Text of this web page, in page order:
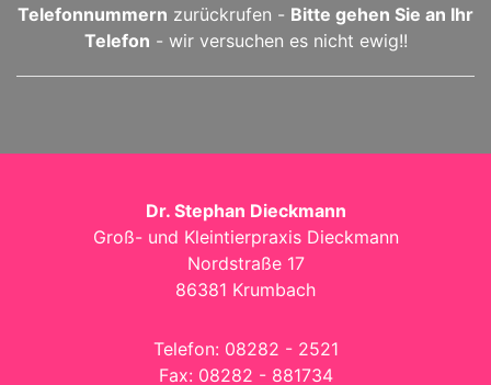
Telefonnummern zurückrufen - Bitte gehen Sie an Ihr
Telefon - wir versuchen es nicht ewig!!
Dr. Stephan Dieckmann
Groß- und Kleintierpraxis Dieckmann
Nordstraße 17
86381 Krumbach
Telefon: 08282 - 2521
Fax: 08282 - 881734